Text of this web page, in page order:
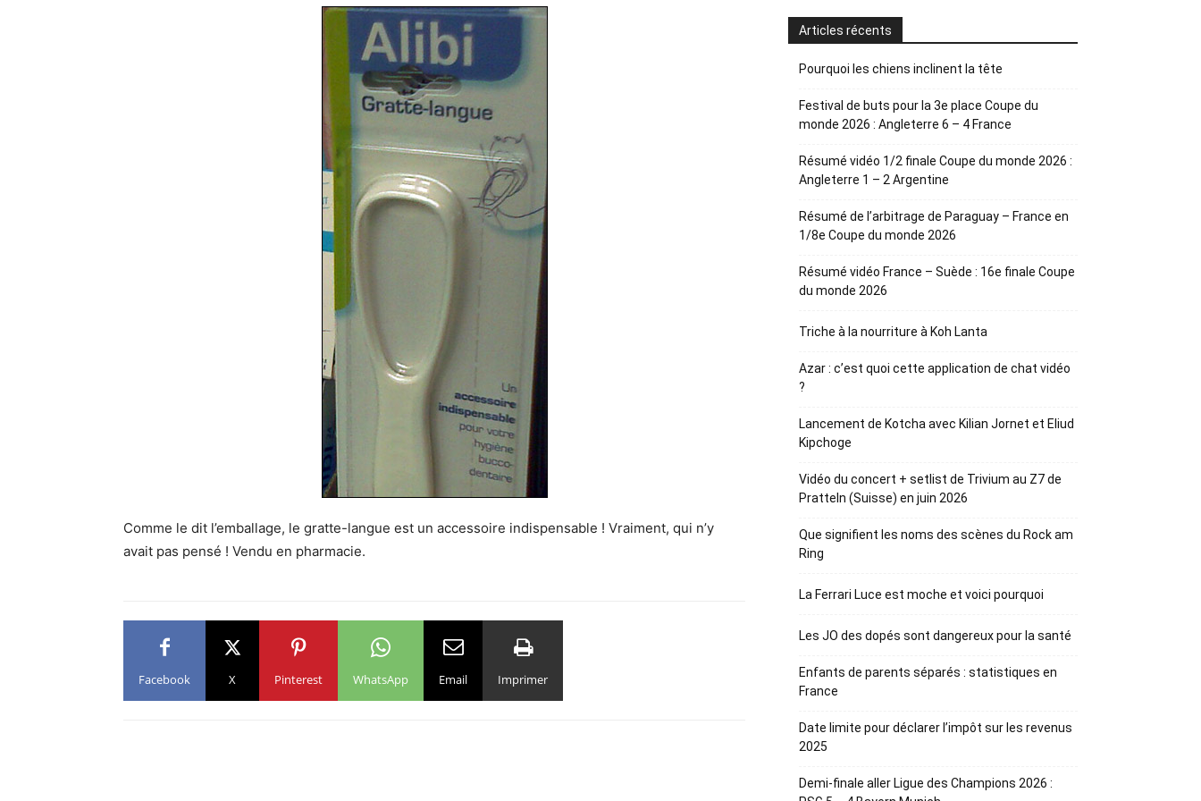
Comme le dit l’emballage, le gratte-langue est un accessoire indispensable ! Vraiment, qui n’y
avait pas pensé ! Vendu en pharmacie.
Facebook X Pinterest WhatsApp Email Imprimer
Articles récents
Pourquoi les chiens inclinent la tête
Festival de buts pour la 3e place Coupe du
monde 2026 : Angleterre 6 – 4 France
Résumé vidéo 1/2 finale Coupe du monde 2026 :
Angleterre 1 – 2 Argentine
Résumé de l’arbitrage de Paraguay – France en
1/8e Coupe du monde 2026
Résumé vidéo France – Suède : 16e finale Coupe
du monde 2026
Triche à la nourriture à Koh Lanta
Azar : c’est quoi cette application de chat vidéo
?
Lancement de Kotcha avec Kilian Jornet et Eliud
Kipchoge
Vidéo du concert + setlist de Trivium au Z7 de
Pratteln (Suisse) en juin 2026
Que signifient les noms des scènes du Rock am
Ring
La Ferrari Luce est moche et voici pourquoi
Les JO des dopés sont dangereux pour la santé
Enfants de parents séparés : statistiques en
France
Date limite pour déclarer l’impôt sur les revenus
2025
Demi-finale aller Ligue des Champions 2026 :